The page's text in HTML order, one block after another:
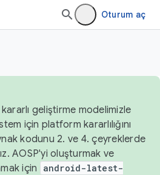
Oturum aç
geliştirme modelimizle
için platform kararlılığını
kodunu 2. ve 4. çeyreklerde
AOSP'yi oluşturmak ve
için
android-latest-